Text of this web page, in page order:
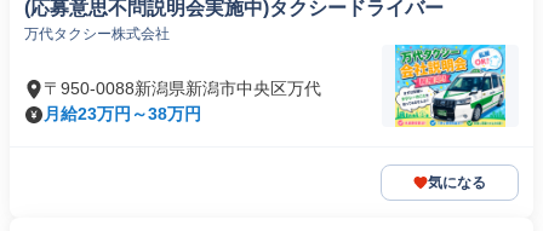
(応募意思不問説明会実施中)タクシードライバー
万代タクシー株式会社
〒950-0088新潟県新潟市中央区万代
月給23万円～38万円
気になる